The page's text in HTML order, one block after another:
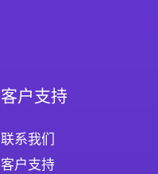
客户支持
联系我们
客户支持